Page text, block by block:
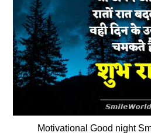
Motivational Good night